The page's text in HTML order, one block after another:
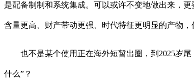
是配备制制和系统集成。可以或许不变地做出来，
含量更高、财产带动更强、时代特征更明显的产物
也不是某个使用正在海外短暂出圈，到2025岁尾
什么”？